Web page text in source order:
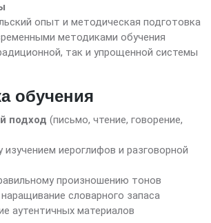
опыт и методическая подготовка
методиками обучения
так и упрощенной системы
обучения
подход (письмо, чтение, говорение,
иероглифов и разговорной
произношению тонов
словарного запаса
аутентичных материалов